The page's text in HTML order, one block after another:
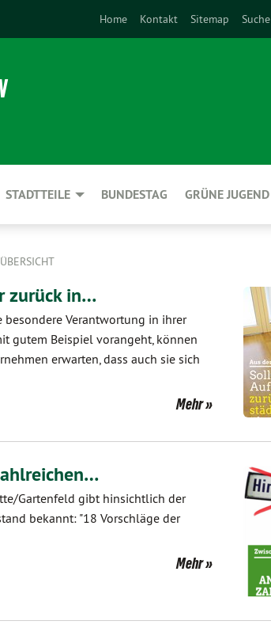
Home Kontakt Sitemap Suche
STADTTEILE BUNDESTAG GRÜNE JUGEND
zurück in…
Verantwortung in ihrer
gutem Beispiel vorangeht, können
erwarten, dass auch sie sich
Mehr
Gartenfeld gibt hinsichtlich der
bekannt: "18 Vorschläge der
Mehr